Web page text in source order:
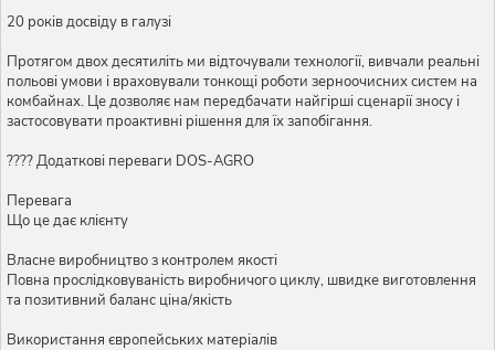
20 років досвіду в галузі
Протягом двох десятиліть ми відточували технології, вивчали реальні
польові умови і враховували тонкощі роботи зерноочисних систем на
комбайнах. Це дозволяє нам передбачати найгірші сценарії зносу і
застосовувати проактивні рішення для їх запобігання.
???? Додаткові переваги DOS-AGRO
Перевага
Що це дає клієнту
Власне виробництво з контролем якості
Повна прослідковуваність виробничого циклу, швидке виготовлення
та позитивний баланс ціна/якість
Використання європейських матеріалів